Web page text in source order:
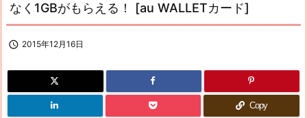

なく1GBがもらえる！ [au WALLETカード]
 2015年12月16日
Copy